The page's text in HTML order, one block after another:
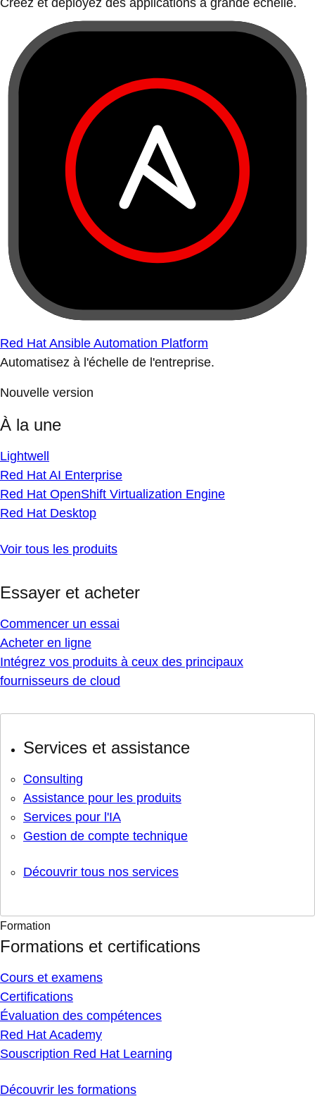
Créez et déployez des applications à grande échelle.
Red Hat Ansible Automation Platform
Automatisez à l'échelle de l'entreprise.
Nouvelle version
À la une
Lightwell
Red Hat AI Enterprise
Red Hat OpenShift Virtualization Engine
Red Hat Desktop
Voir tous les produits
Essayer et acheter
Commencer un essai
Acheter en ligne
Intégrez vos produits à ceux des principaux
fournisseurs de cloud
Services et assistance
Consulting
Assistance pour les produits
Services pour l'IA
Gestion de compte technique
Découvrir tous nos services
Formation
Formations et certifications
Cours et examens
Certifications
Évaluation des compétences
Red Hat Academy
Souscription Red Hat Learning
Découvrir les formations